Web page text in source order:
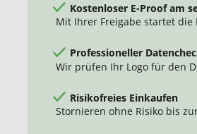
Kostenloser E-Proof am
Mit Ihrer Freigabe startet die
Professioneller
Wir prüfen Ihr Logo für den
Risikofreies Einkaufen
Stornieren ohne Risiko bis